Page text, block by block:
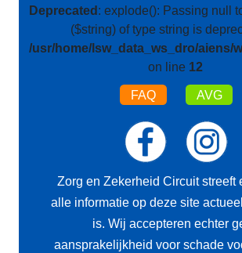
Deprecated : explode(): Passing null
($string) of type string is
/usr/home/lsw_data_ws_dro/aiens/
on line 12
FAQ AVG
Zorg en Zekerheid Circuit streeft
alle informatie op deze site
is. Wij accepteren echter
aansprakelijkheid voor schade